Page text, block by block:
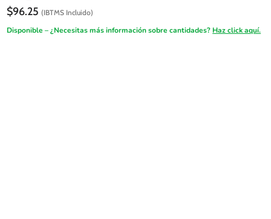
$96.25 (IBTMS Incluido)
Disponible – ¿Necesitas más información sobre cantidades? Haz click aquí.